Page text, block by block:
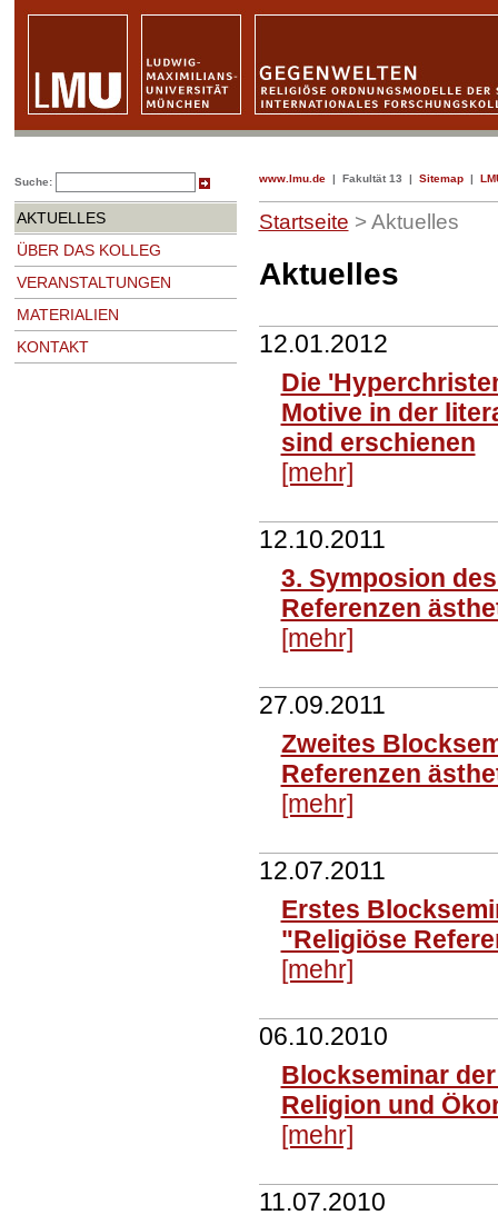
Suche: www.lmu.de| Fakultät 13 | Sitemap|
AKTUELLES
ÜBER DAS KOLLEG
VERANSTALTUNGEN
MATERIALIEN
KONTAKT
Startseite > Aktuelles
Aktuelles
12.01.2012
Die
Motive in der
sind erschienen
[mehr]
12.10.2011
3. Symposion
Referenzen
[mehr]
27.09.2011
Zweites
Referenzen
[mehr]
12.07.2011
Erstes
"Religiöse
[mehr]
06.10.2010
Blockseminar
Religion und
[mehr]
11.07.2010